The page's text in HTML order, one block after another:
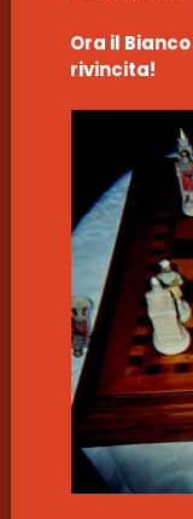
Ora il
rivincita!